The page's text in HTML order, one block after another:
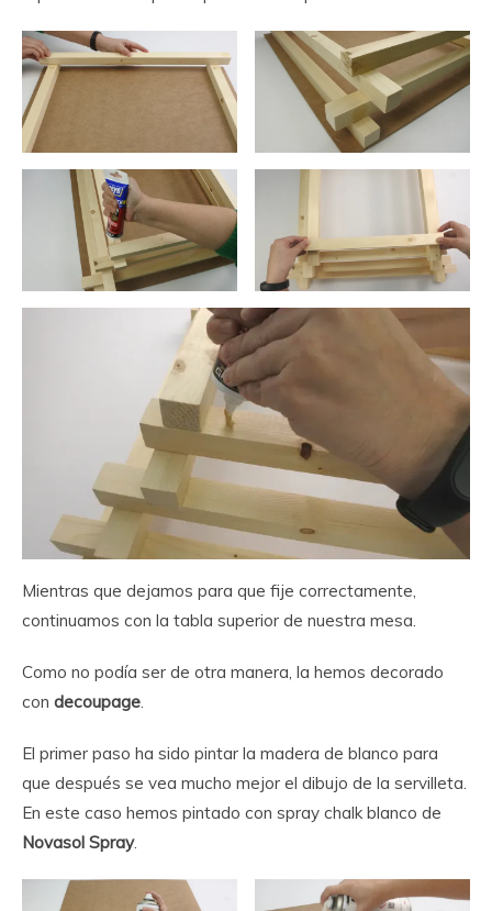
Mientras que dejamos para que fije correctamente,
continuamos con la tabla superior de nuestra mesa.
Como no podía ser de otra manera, la hemos decorado
con decoupage.
El primer paso ha sido pintar la madera de blanco para
que después se vea mucho mejor el dibujo de la servilleta.
En este caso hemos pintado con spray chalk blanco de
Novasol Spray.